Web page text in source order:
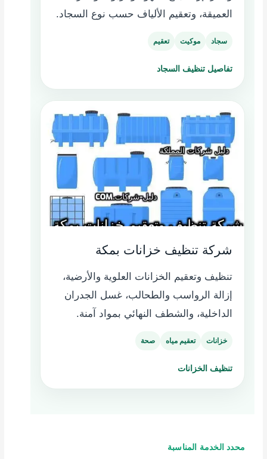
العميقة، وتعقيم الألياف حسب نوع السجاد.
سجاد موكيت تعقيم
تفاصيل تنظيف السجاد
شركة تنظيف خزانات بمكة
تنظيف وتعقيم الخزانات العلوية والأرضية،
إزالة الرواسب والطحالب، غسل الجدران
الداخلية، والشطف النهائي بمواد آمنة.
خزانات تعقيم مياه صحة
تنظيف الخزانات
محدد الخدمة المناسبة